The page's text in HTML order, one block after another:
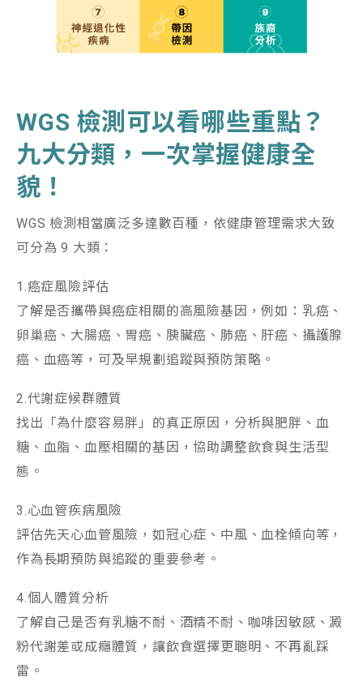
WGS 檢測可以看哪些重點？
九大分類，一次掌握健康全
貌 ！
WGS 檢測相當廣泛多達數百種，依健康管理需求大致
可分為 9 大類：
1.癌症風險評估
了解是否攜帶與癌症相關的高風險基因，例如：乳癌、
卵巢癌、大腸癌、胃癌、胰臟癌、肺癌、肝癌、攝護腺
癌、血癌等，可及早規劃追蹤與預防策略。
2.代謝症候群體質
找出「為什麼容易胖」的真正原因，分析與肥胖、血
糖、血脂、血壓相關的基因，協助調整飲食與生活型
態。
3.心血管疾病風險
評估先天心血管風險，如冠心症、中風、血栓傾向等，
作為長期預防與追蹤的重要參考。
4.個人體質分析
了解自己是否有乳糖不耐、酒精不耐、咖啡因敏感、澱
粉代謝差或成癮體質，讓飲食選擇更聰明、不再亂踩
雷。